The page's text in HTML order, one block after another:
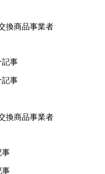
換商品事業者
記事
記事
換商品事業者
事
事